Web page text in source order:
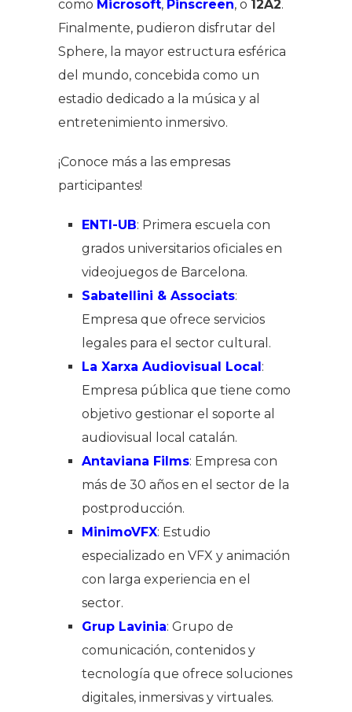
como Microsoft, Pinscreen, o 12A2.
Finalmente, pudieron disfrutar del
Sphere, la mayor estructura esférica
del mundo, concebida como un
estadio dedicado a la música y al
entretenimiento inmersivo.
¡Conoce más a las empresas
participantes!
ENTI-UB: Primera escuela con
grados universitarios oficiales en
videojuegos de Barcelona.
Sabatellini & Associats:
Empresa que ofrece servicios
legales para el sector cultural.
La Xarxa Audiovisual Local:
Empresa pública que tiene como
objetivo gestionar el soporte al
audiovisual local catalán.
Antaviana Films: Empresa con
más de 30 años en el sector de la
postproducción.
MinimoVFX: Estudio
especializado en VFX y animación
con larga experiencia en el
sector.
Grup Lavinia: Grupo de
comunicación, contenidos y
tecnología que ofrece soluciones
digitales, inmersivas y virtuales.